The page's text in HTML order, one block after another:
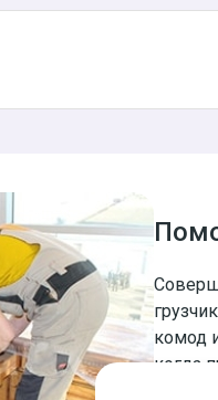
комод
когда